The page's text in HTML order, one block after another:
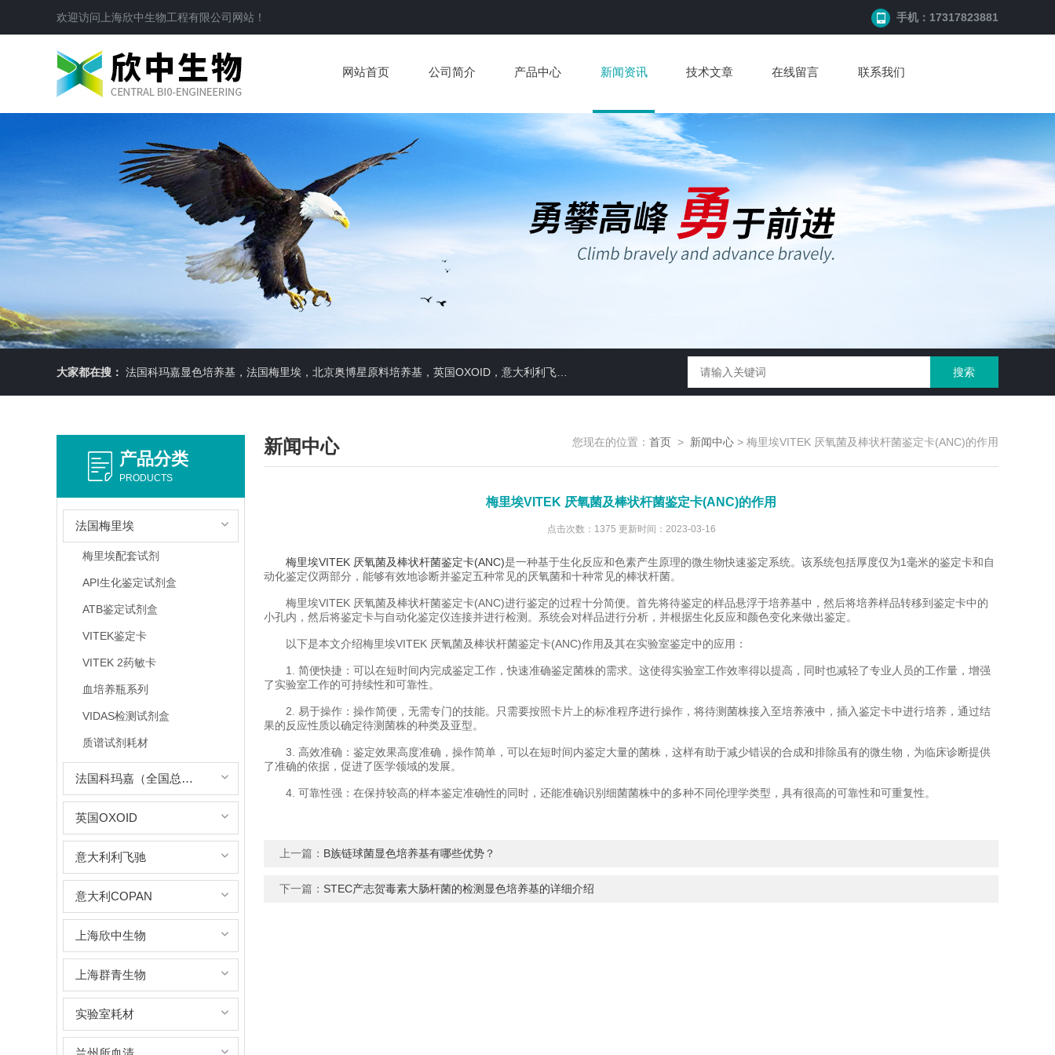
欢迎访问 上海欣中生物工程有限公司 网站！ 手机：17317823881
网站首页 公司简介 产品中心 新闻资讯 技术文章 在线留言 联系我们
大家都在搜： 法国科玛嘉显色培养基，法国梅里埃，北京奥博星原料培养基，英国OXOID，意大利利飞驰E-TEXT药敏纸条，COPAN运送培养基，即用性平板（血琼脂平板,Baird-Parker琼脂平板等），药典平板（TSA，SDA等）
产品分类
PRODUCTS
法国梅里埃
梅里埃配套试剂
API生化鉴定试剂盒
ATB鉴定试剂盒
VITEK鉴定卡
VITEK 2药敏卡
血培养瓶系列
VIDAS检测试剂盒
质谱试剂耗材
法国科玛嘉（全国总代理）
英国OXOID
意大利利飞驰
意大利COPAN
上海欣中生物
上海群青生物
实验室耗材
新闻中心 您现在的位置： 首页 > 新闻中心 > 梅里埃VITEK 厌氧菌及棒状杆菌鉴定卡(ANC)的作用
梅里埃VITEK 厌氧菌及棒状杆菌鉴定卡(ANC)的作用
点击次数：1375 更新时间：2023-03-16
梅里埃VITEK 厌氧菌及棒状杆菌鉴定卡(ANC)是一种基于生化反应和色素产生原理的微生物快速鉴定系统。该系统包括厚度仅为1毫米的鉴定卡和自
动化鉴定仪两部分，能够有效地诊断并鉴定五种常见的厌氧菌和十种常见的棒状杆菌。
梅里埃VITEK 厌氧菌及棒状杆菌鉴定卡(ANC)进行鉴定的过程十分简便。首先将待鉴定的样品悬浮于培养基中，然后将培养样品转移到鉴定卡中的
小孔内，然后将鉴定卡与自动化鉴定仪连接并进行检测。系统会对样品进行分析，并根据生化反应和颜色变化来做出鉴定。
以下是本文介绍梅里埃VITEK 厌氧菌及棒状杆菌鉴定卡(ANC)作用及其在实验室鉴定中的应用：
1. 简便快捷：可以在短时间内完成鉴定工作，快速准确鉴定菌株的需求。这使得实验室工作效率得以提高，同时也减轻了专业人员的工作量，增强
了实验室工作的可持续性和可靠性。
2. 易于操作：操作简便，无需专门的技能。只需要按照卡片上的标准程序进行操作，将待测菌株接入至培养液中，插入鉴定卡中进行培养，通过结
果的反应性质以确定待测菌株的种类及亚型。
3. 高效准确：鉴定效果高度准确，操作简单，可以在短时间内鉴定大量的菌株，这样有助于减少错误的合成和排除虽有的微生物，为临床诊断提供
了准确的依据，促进了医学领域的发展。
4. 可靠性强：在保持较高的样本鉴定准确性的同时，还能准确识别细菌菌株中的多种不同伦理学类型，具有很高的可靠性和可重复性。
上一篇： B族链球菌显色培养基有哪些优势？
下一篇： STEC产志贺毒素大肠杆菌的检测显色培养基的详细介绍